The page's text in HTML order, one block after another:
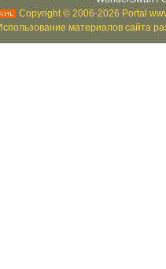
Copyright © 2006-2026 Portal
материалов сайта